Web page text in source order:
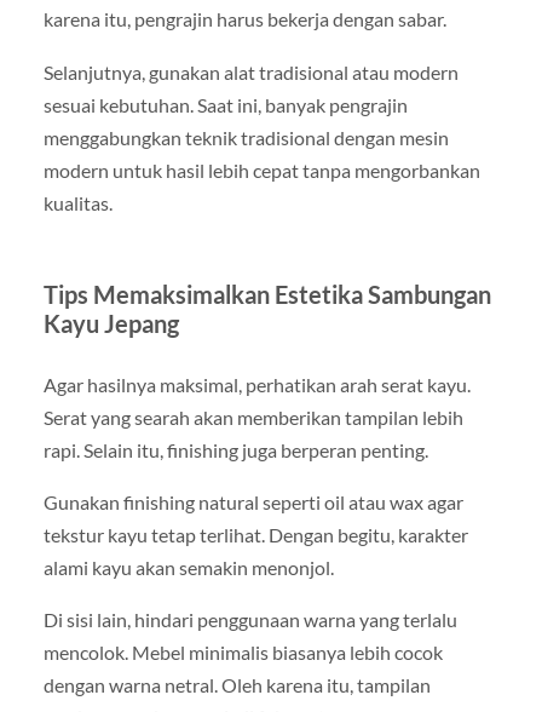
karena itu, pengrajin harus bekerja dengan sabar.
Selanjutnya, gunakan alat tradisional atau modern
sesuai kebutuhan. Saat ini, banyak pengrajin
menggabungkan teknik tradisional dengan mesin
modern untuk hasil lebih cepat tanpa mengorbankan
kualitas.
Tips Memaksimalkan Estetika Sambungan
Kayu Jepang
Agar hasilnya maksimal, perhatikan arah serat kayu.
Serat yang searah akan memberikan tampilan lebih
rapi. Selain itu, finishing juga berperan penting.
Gunakan finishing natural seperti oil atau wax agar
tekstur kayu tetap terlihat. Dengan begitu, karakter
alami kayu akan semakin menonjol.
Di sisi lain, hindari penggunaan warna yang terlalu
mencolok. Mebel minimalis biasanya lebih cocok
dengan warna netral. Oleh karena itu, tampilan